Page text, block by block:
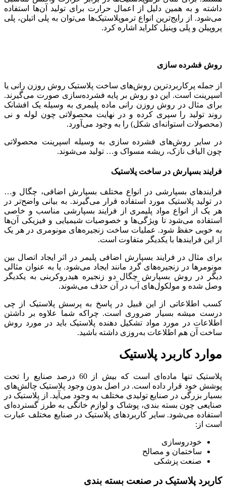
داشته و به همین دلیل از اعمال حرارت برای تولید آن‌ها استفاده
می‌شود. از رایج‌ترین انواع ترموپلاستیک‌ها می‌توان به پلی اتیلن، پلی
پروپیلن و پلی وینیل کلراید اشاره کرد.
روش فشرده سازی
از جمله پرکاربردترین روش‌های ساخت پلاستیک روش روزن رانی یا
اسپرینت است. این دو روش بر پایه فشرده‌سازی صورت می‌گیرند.
برای مثال در روش روزن رانی ماده پلیمری به وسیله یک افشانک
روند تولید را سپری کرده و در نهایت محصولاتی چون لوله و نی
(محصولات استوانه‌ای شکل) را به وجود می‌آورد.
در سایر روش‌های فشرده سازی به وسیله اسپرینت محصولاتی
چون الیاف نازک، ریشه مسواک و… تولید می‌شوند.
فرایند بسپارش در ساخت پلاستیک
فرایندهای بسپارشی در انواع مختلف بسپارش اضافی، چگال و…
در تولید پلاستیک مورد استفاده قرار می‌گیرند. به بیانی واضح‌تر در
هر یک از انواع مواد پلیمری از فرایند بسپارشی مناسب و خاصی
استفاده می‌شود تا ویژگی‌ها و خصوصیات شیمیایی و فیزیکی آن‌ها
به خوبی حفظ شود. عملیات ساخت زنجیره‌های مونومری در هر یک
از این فرایندها با یکدیگر متفاوت است.
برای مثال در فرایند بسپارش اضافی پلیمر در اثر ایجاد اتصال بین
مونومرها در زنجیره‌های گرد مانند ایجاد می‌شود. یا به عنوان مثالی
دیگر در روش بسپارش چگال دو زنجیره هیدروکربنی به یکدیگر
وصل شده و مولکول‌های آب در آن حذف می‌شوند.
کسب اطلاعاتی از این قبیل در پاسخ به پرسش پلاستیک از چی
درست میشه بسیار ضروری است. چراکه شما علاوه بر داشتن
اطلاعات در مورد مواد تشکیل دهنده پلاستیک باید در مورد روش
ساخت آن‌ هم اطلاعات به‌روزی داشته باشید.
موارد کاربرد پلاستیک
پلاستیک تنها ماده‌ای است که بیش از 60 درصد صنایع را تحت
پوشش خود قرار داده است. در اصل بدون وجود پلاستیک چالش‌های
بسیار بزرگی در صنایع تولیدی مختلف به وجود می‌آید. از پلاستیک در
صنایعی چون بسته بندی، پوشاک و لوازم خانگی به طرز گسترده‌ای
استفاده می‌شود. سایر کاربردهای پلاستیک در صنایع مختلف عبارت‌
است از:
خودروسازی
ساختمان و مصالح
صنعت پزشکی
کاربرد پلاستیک در صنعت بسته بندی